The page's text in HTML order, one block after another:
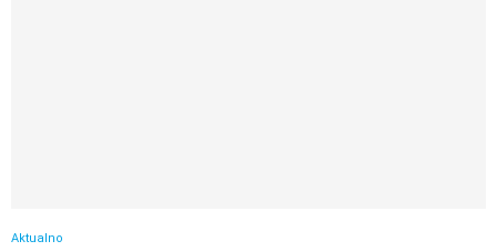
Aktualno